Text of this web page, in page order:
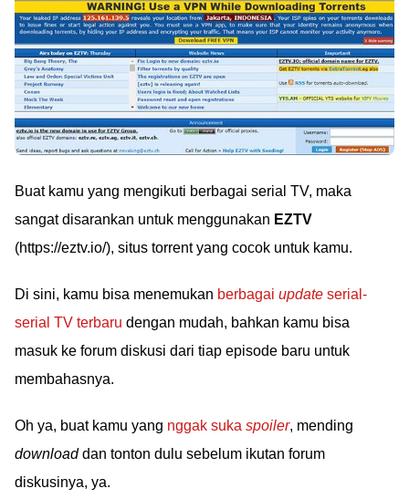
Buat kamu yang mengikuti berbagai serial TV, maka
sangat disarankan untuk menggunakan EZTV
(https://eztv.io/), situs torrent yang cocok untuk kamu.
Di sini, kamu bisa menemukan berbagai update serial-
serial TV terbaru dengan mudah, bahkan kamu bisa
masuk ke forum diskusi dari tiap episode baru untuk
membahasnya.
Oh ya, buat kamu yang nggak suka spoiler, mending
downloaddan tonton dulu sebelum ikutan forum
diskusinya, ya.